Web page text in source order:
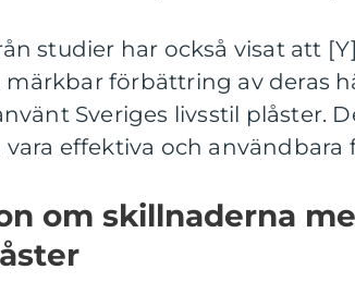
studier har också visat att
märkbar förbättring av deras
Sveriges livsstil plåster.
vara effektiva och användbara
om skillnaderna